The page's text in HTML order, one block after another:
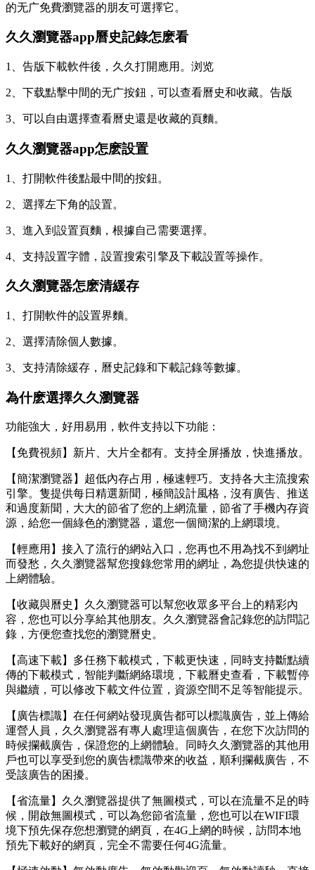
的无广免費瀏覽器的朋友可選擇它。
久久瀏覽器app曆史記錄怎麽看
1、告版下載軟件後，久久 打開應用。浏览
2、下载點擊中間的无广按鈕，可以查看曆史和收藏。告版
3、可以自由選擇查看曆史還是收藏的頁麵。
久久瀏覽器app怎麽設置
1、打開軟件後點最中間的按鈕。
2、選擇左下角的設置。
3、進入到設置頁麵，根據自己需要選擇。
4、支持設置字體，設置搜索引擎及下載設置等操作。
久久瀏覽器怎麽清緩存
1、打開軟件的設置界麵。
2、選擇清除個人數據。
3、支持清除緩存，曆史記錄和下載記錄等數據。
為什麽選擇久久瀏覽器
功能強大，好用易用，軟件支持以下功能：
【免費視頻】新片、大片全都有。支持全屏播放，快進播放。
【簡潔瀏覽器】超低內存占用，極速輕巧。支持各大主流搜索
引擎。隻提供每日精選新聞，極簡設計風格，沒有廣告、推送
和過度新聞，大大的節省了您的上網流量，節省了手機內存資
源，給您一個綠色的瀏覽器，還您一個簡潔的上網環境。
【輕應用】接入了流行的網站入口，您再也不用為找不到網址
而發愁，久久瀏覽器幫您搜錄您常用的網址，為您提供快速的
上網體驗。
【收藏與曆史】久久瀏覽器可以幫您收眾多平台上的精彩內
容，您也可以分享給其他朋友。久久瀏覽器會記錄您的訪問記
錄，方便您查找您的瀏覽曆史。
【高速下載】多任務下載模式，下載更快速，同時支持斷點續
傳的下載模式，智能判斷網絡環境，下載曆史查看，下載暫停
與繼續，可以修改下載文件位置，資源空間不足等智能提示。
【廣告標識】在任何網站發現廣告都可以標識廣告，並上傳給
運營人員，久久瀏覽器有專人處理這個廣告，在您下次訪問的
時候攔截廣告，保證您的上網體驗。同時久久瀏覽器的其他用
戶也可以享受到您的廣告標識帶來的收益，順利攔截廣告，不
受該廣告的困擾。
【省流量】久久瀏覽器提供了無圖模式，可以在流量不足的時
候，開啟無圖模式，可以為您節省流量，您也可以在WIFI環
境下預先保存您想瀏覽的網頁，在4G上網的時候，訪問本地
預先下載好的網頁，完全不需要任何4G流量。